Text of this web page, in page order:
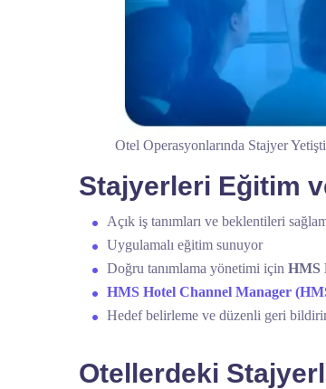
Otel Operasyonlarında Stajyer
Stajyerleri Eğitim
Açık iş tanımları ve beklentileri
Uygulamalı eğitim sunuyor
Doğru tanımlama yönetimi için HMS
HMS Hotel Channel Manager
Hedef belirleme ve düzenli geri
Otellerdeki